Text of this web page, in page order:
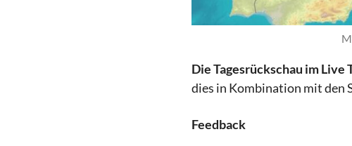
Die Tagesrückschau im Live
dies in Kombination mit den
Feedback